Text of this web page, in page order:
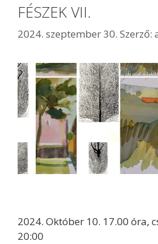
FÉSZEK VII.
2024. szeptember 30. Szerző:
2024. Október 10. 17.00 óra,
20:00